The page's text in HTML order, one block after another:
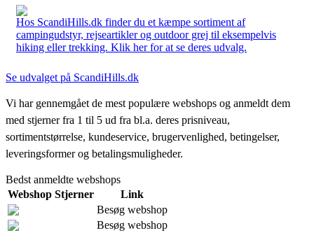
Hos ScandiHills.dk finder du et kæmpe sortiment af
campingudstyr, rejseartikler og outdoor grej til eksempelvis
hiking eller trekking. Klik her for at se deres udvalg.
Se udvalget på ScandiHills.dk
Vi har gennemgået de mest populære webshops og anmeldt dem
med stjerner fra 1 til 5 ud fra bl.a. deres prisniveau,
sortimentstørrelse, kundeservice, brugervenlighed, betingelser,
leveringsformer og betalingsmuligheder.
Bedst anmeldte webshops
Webshop Stjerner
Link
Besøg webshop
Besøg webshop